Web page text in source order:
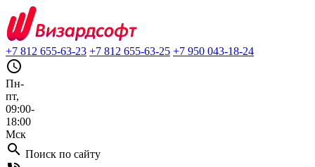
+7 812 655-63-23 +7 812 655-63-25 +7 950 043-18-24
query_builder
Пн-
пт,
09:00-
18:00
Мск
search Поиск по сайту